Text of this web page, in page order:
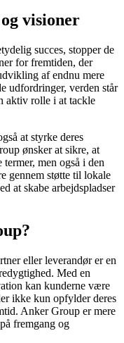
visioner
succes, stopper de
for fremtiden, der
af endnu mere
udfordringer, verden står
aktiv rolle i at tackle
at styrke deres
ønsker at sikre, at
men også i den
gennem støtte til lokale
at skabe arbejdspladser
eller leverandør er en
Med en
kan kunderne være
ikke kun opfylder deres
Anker Group er mere
fremgang og